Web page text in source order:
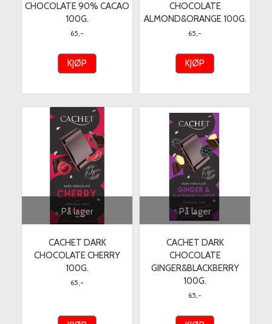
CHOCOLATE 90% CACAO
100G.
65,-
KJØP
CHOCOLATE
ALMOND&ORANGE 100G.
65,-
KJØP
På lager
CACHET DARK
CHOCOLATE CHERRY
100G.
65,-
På lager
CACHET DARK
CHOCOLATE
GINGER&BLACKBERRY
100G.
65,-